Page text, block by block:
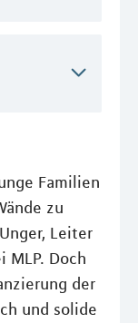
Familien
zu
Leiter
MLP. Doch
der
und solide